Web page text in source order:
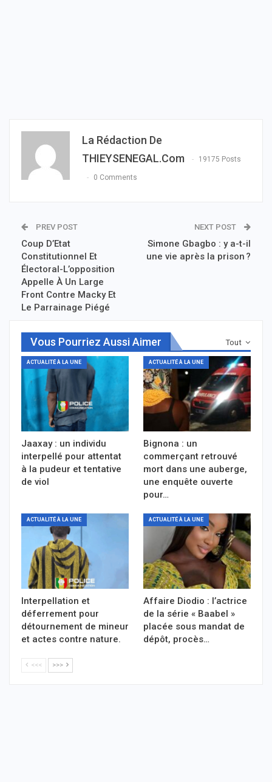
La Rédaction De
THIEYSENEGAL.com
19175 Posts
0 Comments
PREV POST
Coup D’Etat
Constitutionnel Et
Électoral-L’opposition
Appelle À Un Large
Front Contre Macky Et
Le Parrainage Piégé
NEXT POST
Simone Gbagbo : y a-t-il
une vie après la prison ?
Tout
Vous Pourriez Aussi Aimer
ACTUALITÉ À LA UNE
Jaaxay : un individu
interpellé pour attentat
à la pudeur et tentative
de viol
ACTUALITÉ À LA UNE
Bignona : un
commerçant retrouvé
mort dans une auberge,
une enquête ouverte
pour…
ACTUALITÉ À LA UNE
Interpellation et
déferrement pour
détournement de mineur
et actes contre nature.
ACTUALITÉ À LA UNE
Affaire Diodio : l’actrice
de la série « Baabel »
placée sous mandat de
dépôt, procès…
<<< >>>